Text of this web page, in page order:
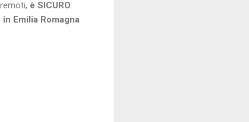
è SICURO
Emilia Romagna